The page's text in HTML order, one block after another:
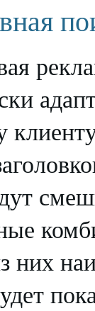
них